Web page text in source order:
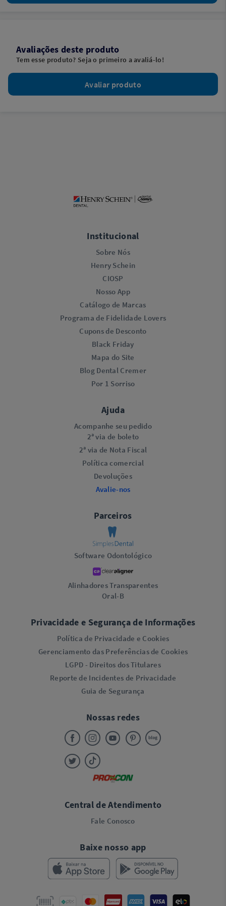
Avaliações deste produto
Tem esse produto? Seja o primeiro a avaliá-lo!
Avaliar produto
Institucional
Sobre Nós
Henry Schein
CIOSP
Nosso App
Catálogo de Marcas
Programa de Fidelidade Lovers​
Cupons de Desconto
Black Friday
Mapa do Site
Blog Dental Cremer
Por 1 Sorriso
Ajuda
Acompanhe seu pedido
2ª via de boleto
2ª via de Nota Fiscal
Política comercial
Devoluções
Avalie-nos
Parceiros
Software Odontológico
Alinhadores Transparentes
Oral-B
Privacidade e Segurança de Informações
Política de Privacidade e Cookies
Gerenciamento das Preferências de Cookies
LGPD - Direitos dos Titulares
Reporte de Incidentes de Privacidade
Guia de Segurança
Nossas redes
Central de Atendimento
Fale Conosco
Baixe nosso app